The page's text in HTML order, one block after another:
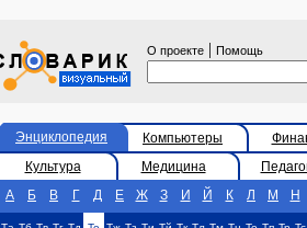
О проекте | Помощь
Энциклопедия Компьютеры
Культура
Медицина
А
Б В Г Д Е Ж З И Й К Л М Н